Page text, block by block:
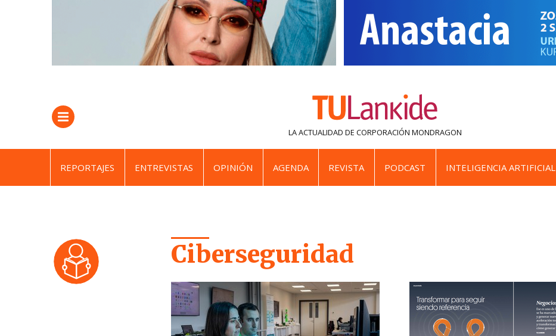
LA ACTUALIDAD DE CORPORACIÓN MONDRAGON
REPORTAJES ENTREVISTAS OPINIÓN AGENDA REVISTA PODCAST INTELIGENCIA ARTIFICIAL
Ciberseguridad